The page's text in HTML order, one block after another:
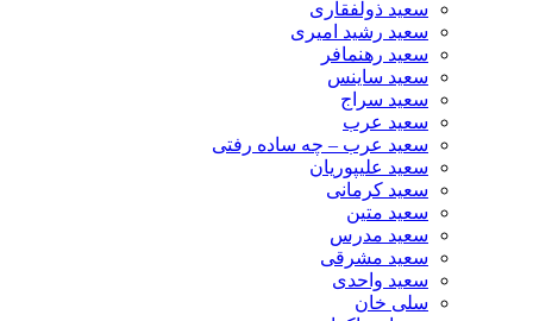
سعید ذولفقاری
سعید رشید امیری
سعید رهنمافر
سعید ساینس
سعید سراج
سعید عرب
سعید عرب – چه ساده رفتی
سعید علیپوریان
سعید کرمانی
سعید متین
سعید مدرس
سعید مشرقی
سعید واحدی
سلی خان